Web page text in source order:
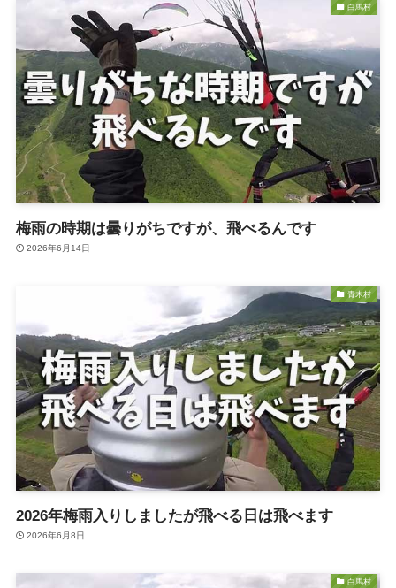
白馬村
梅雨の時期は曇りがちですが、飛べるんです
2026年6月14日
青木村
2026年梅雨入りしましたが飛べる日は飛べます
2026年6月8日
白馬村